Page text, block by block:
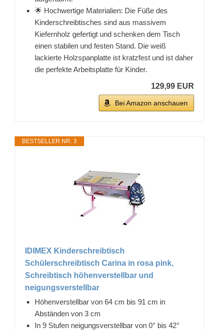
🌟 Hochwertige Materialien: Die Füße des
Kinderschreibtisches sind aus massivem
Kiefernholz gefertigt und schenken dem Tisch
einen stabilen und festen Stand. Die weiß
lackierte Holzspanplatte ist kratzfest und ist daher
die perfekte Arbeitsplatte für Kinder.
129,99 EUR
Bei Amazon anschauen
BESTSELLER NR. 3
IDIMEX Kinderschreibtisch
Schülerschreibtisch Carina in rosa pink,
Schreibtisch höhenverstellbar und
neigungsverstellbar
Höhenverstellbar von 64 cm bis 91 cm in
Abständen von 3 cm
In 9 Stufen neigungsverstellbar von 0° bis 42°